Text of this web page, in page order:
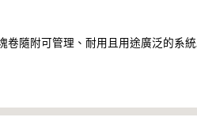
卷隨附可管理、耐用且用途廣泛的系統